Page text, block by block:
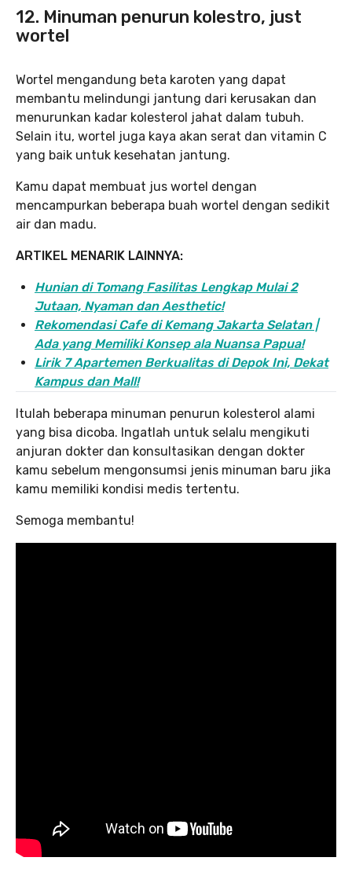
12. Minuman penurun kolestro, just
wortel
Wortel mengandung beta karoten yang dapat
membantu melindungi jantung dari kerusakan dan
menurunkan kadar kolesterol jahat dalam tubuh.
Selain itu, wortel juga kaya akan serat dan vitamin C
yang baik untuk kesehatan jantung.
Kamu dapat membuat jus wortel dengan
mencampurkan beberapa buah wortel dengan sedikit
air dan madu.
ARTIKEL MENARIK LAINNYA:
Hunian di Tomang Fasilitas Lengkap Mulai 2
Jutaan, Nyaman dan Aesthetic!
Rekomendasi Cafe di Kemang Jakarta Selatan |
Ada yang Memiliki Konsep ala Nuansa Papua!
Lirik 7 Apartemen Berkualitas di Depok Ini, Dekat
Kampus dan Mall!
Itulah beberapa minuman penurun kolesterol alami
yang bisa dicoba. Ingatlah untuk selalu mengikuti
anjuran dokter dan konsultasikan dengan dokter
kamu sebelum mengonsumsi jenis minuman baru jika
kamu memiliki kondisi medis tertentu.
Semoga membantu!